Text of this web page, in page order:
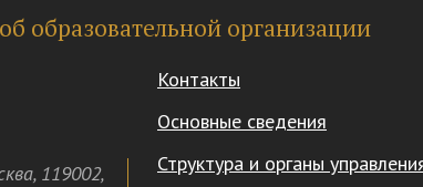
образовательной организации
Контакты
Основные сведения
Структура и органы
, 119002,